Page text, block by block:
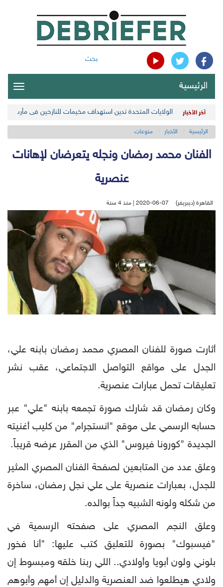
بحث
الرئيسية
آخر الأخبار الولايات المتحدة تدين استهداف مخيمات للنازحين في مأرب
الرئيسية الأخبار منوعات
الفنان محمد رمضان ونجله يتعرضان لإهانات
عنصرية
القاهرة (ديبريفر) 2020-06-07 | منذ 4 سنة
أثارت صورة للفنان المصري محمد رمضان بابنه علي،
الجدل على مواقع التواصل الاجتماعي، عقب نشر
تعليقات تحمل عبارات عنصرية.
وكان رمضان قد شارك صورة تجمعه بابنه "علي" عبر
حسابه الرسمي على موقع "انستجرام" من كليب أغنيته
الجديدة "كورونا فيروس" الذي من المقرر عرضه قريباً.
وعلق عدد من المتابعين لصفحة الفنان المصري المثير
للجدل، بعبارات عنصرية على علي نجل رمضان، ساخرة
من شكله ولونه الشبيه جداً بوالده.
وعلق النجم المصري على صفحته الرسمية في
"فيسبوك" بصورة للتعليق كتب عليها: "أنا فخور
بلوني ولون أبويا وأولادي.. اللي ربنا خلقه ومبسوط إن
ولادي هيطلعوا ضد العنصرية والدليل إن أمهم ‏وأبوهم